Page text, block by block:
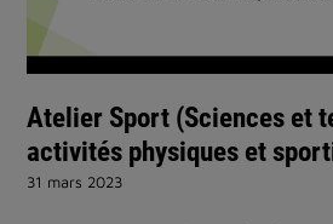
Atelier Sport (Sciences et
activités physiques et
31 mars 2023